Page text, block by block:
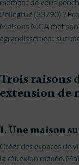
moment de vous
Pellegrue (33790) ?
Maisons MCA met
agrandissement sur-
Trois raisons
extension de
1. Une maison
Créer des espaces de
la réflexion menée.